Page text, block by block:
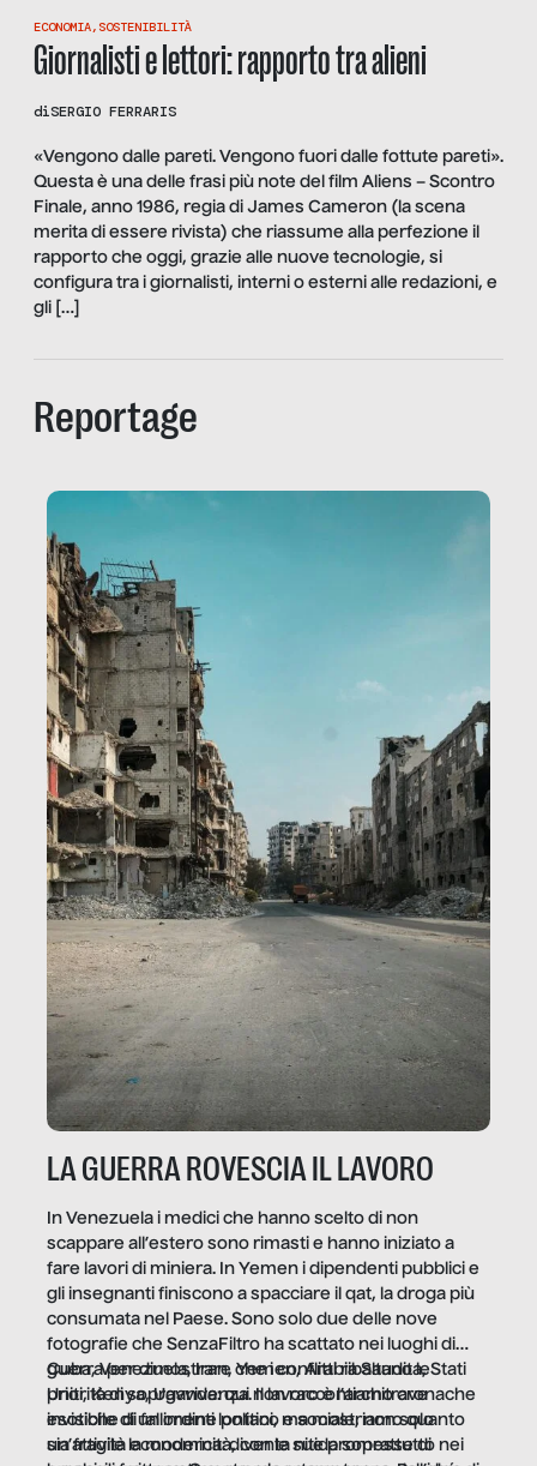
ECONOMIA, SOSTENIBILITÀ
Giornalisti e lettori: rapporto tra alieni
diSERGIO FERRARIS
«Vengono dalle pareti. Vengono fuori dalle fottute pareti».
Questa è una delle frasi più note del film Aliens – Scontro
Finale, anno 1986, regia di James Cameron (la scena
merita di essere rivista) che riassume alla perfezione il
rapporto che oggi, grazie alle nuove tecnologie, si
configura tra i giornalisti, interni o esterni alle redazioni, e
gli […]
Reportage
LA GUERRA ROVESCIA IL LAVORO
In Venezuela i medici che hanno scelto di non
scappare all’estero sono rimasti e hanno iniziato a
fare lavori di miniera. In Yemen i dipendenti pubblici e
gli insegnanti finiscono a spacciare il qat, la droga più
consumata nel Paese. Sono solo due delle nove
fotografie che SenzaFiltro ha scattato nei luoghi di
guerra per dimostrare che i conflitti ribaltano le
priorità di sopravvivenza. Il lavoro è l’architrave
invisibile di un ordine politico e sociale, non solo
un’attività economica: diventa nitida soprattutto nei
Cuba, Venezuela, Iran, Yemen, Arabia Saudita, Stati
Uniti, Kenya, Uganda: qui non raccontiamo cronache
esotiche di fallimenti lontani, ma mostriamo quanto
sia fragile la modernità, con le sue promesse di